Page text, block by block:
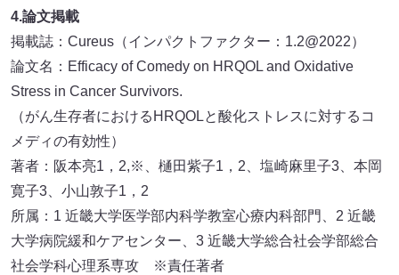
4.論文掲載
掲載誌：Cureus（インパクトファクター：1.2@2022）
論文名：Efficacy of Comedy on HRQOL and Oxidative
Stress in Cancer Survivors.
（がん生存者におけるHRQOLと酸化ストレスに対するコ
メディの有効性）
著者：阪本亮1，2,※、樋田紫子1，2、塩崎麻里子3、本岡
寛子3、小山敦子1，2
所属：1 近畿大学医学部内科学教室心療内科部門、2 近畿
大学病院緩和ケアセンター、3 近畿大学総合社会学部総合
社会学科心理系専攻 ※責任著者